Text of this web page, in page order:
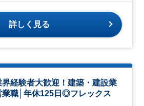
詳しく見る
界経験者大歓迎！建築・建設業
業職│年休125日◎フレックス